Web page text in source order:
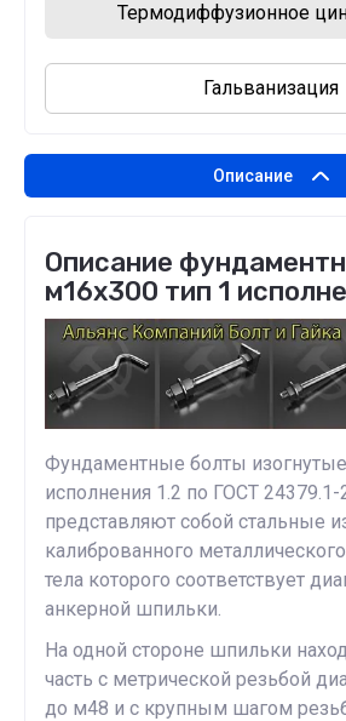
Термодиффузионное
Гальванизация
Описание
Описание
м16х300 тип 1
Фундаментные болты
исполнения 1.2 по ГОСТ 24379.1-
представляют собой стальные
калиброванного
тела которого соответствует
анкерной шпильки.
На одной стороне шпильки
часть с метрической резьбой
до м48 и с крупным шагом